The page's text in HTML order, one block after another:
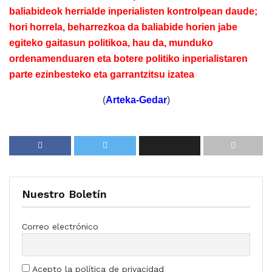
baliabideok herrialde inperialisten kontrolpean daude;
hori horrela, beharrezkoa da baliabide horien jabe
egiteko gaitasun politikoa, hau da, munduko
ordenamenduaren eta botere politiko inperialistaren
parte ezinbesteko eta garrantzitsu izatea
(Arteka-Gedar)
Nuestro Boletín
Correo electrónico
Acepto la política de privacidad